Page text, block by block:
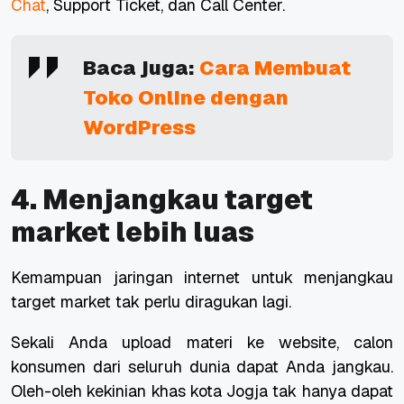
Chat, Support Ticket, dan Call Center.
Baca juga: Cara Membuat
Toko Online dengan
WordPress
4. Menjangkau target
market lebih luas
Kemampuan jaringan internet untuk menjangkau
target market tak perlu diragukan lagi.
Sekali Anda upload materi ke website, calon
konsumen dari seluruh dunia dapat Anda jangkau.
Oleh-oleh kekinian khas kota Jogja tak hanya dapat